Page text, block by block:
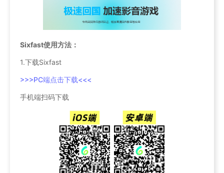
Sixfast使用方法：
1.下载Sixfast
>>>PC端点击下载<<<
手机端扫码下载